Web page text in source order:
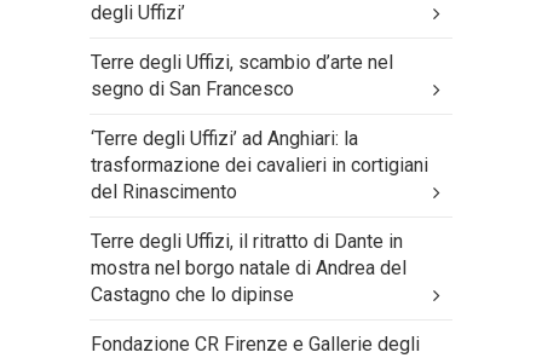
degli Uffizi’
Terre degli Uffizi, scambio d’arte nel
segno di San Francesco
‘Terre degli Uffizi’ ad Anghiari: la
trasformazione dei cavalieri in cortigiani
del Rinascimento
Terre degli Uffizi, il ritratto di Dante in
mostra nel borgo natale di Andrea del
Castagno che lo dipinse
Fondazione CR Firenze e Gallerie degli